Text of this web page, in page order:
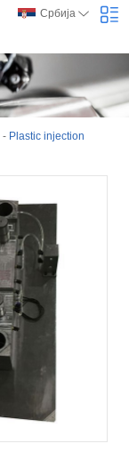
Србија
- Plastic injection